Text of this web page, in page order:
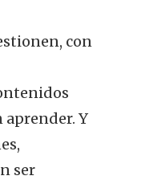
con
aprender. Y
ser